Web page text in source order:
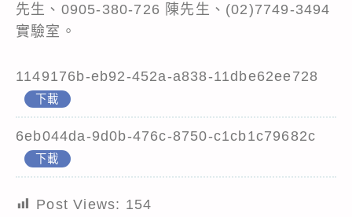
先生、0905-380-726 陳先生、(02)7749-3494
實驗室。
1149176b-eb92-452a-a838-11dbe62ee728
下載
6eb044da-9d0b-476c-8750-c1cb1c79682c
下載
Post Views: 154